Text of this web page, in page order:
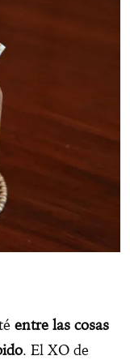
entre las cosas
. El XO de